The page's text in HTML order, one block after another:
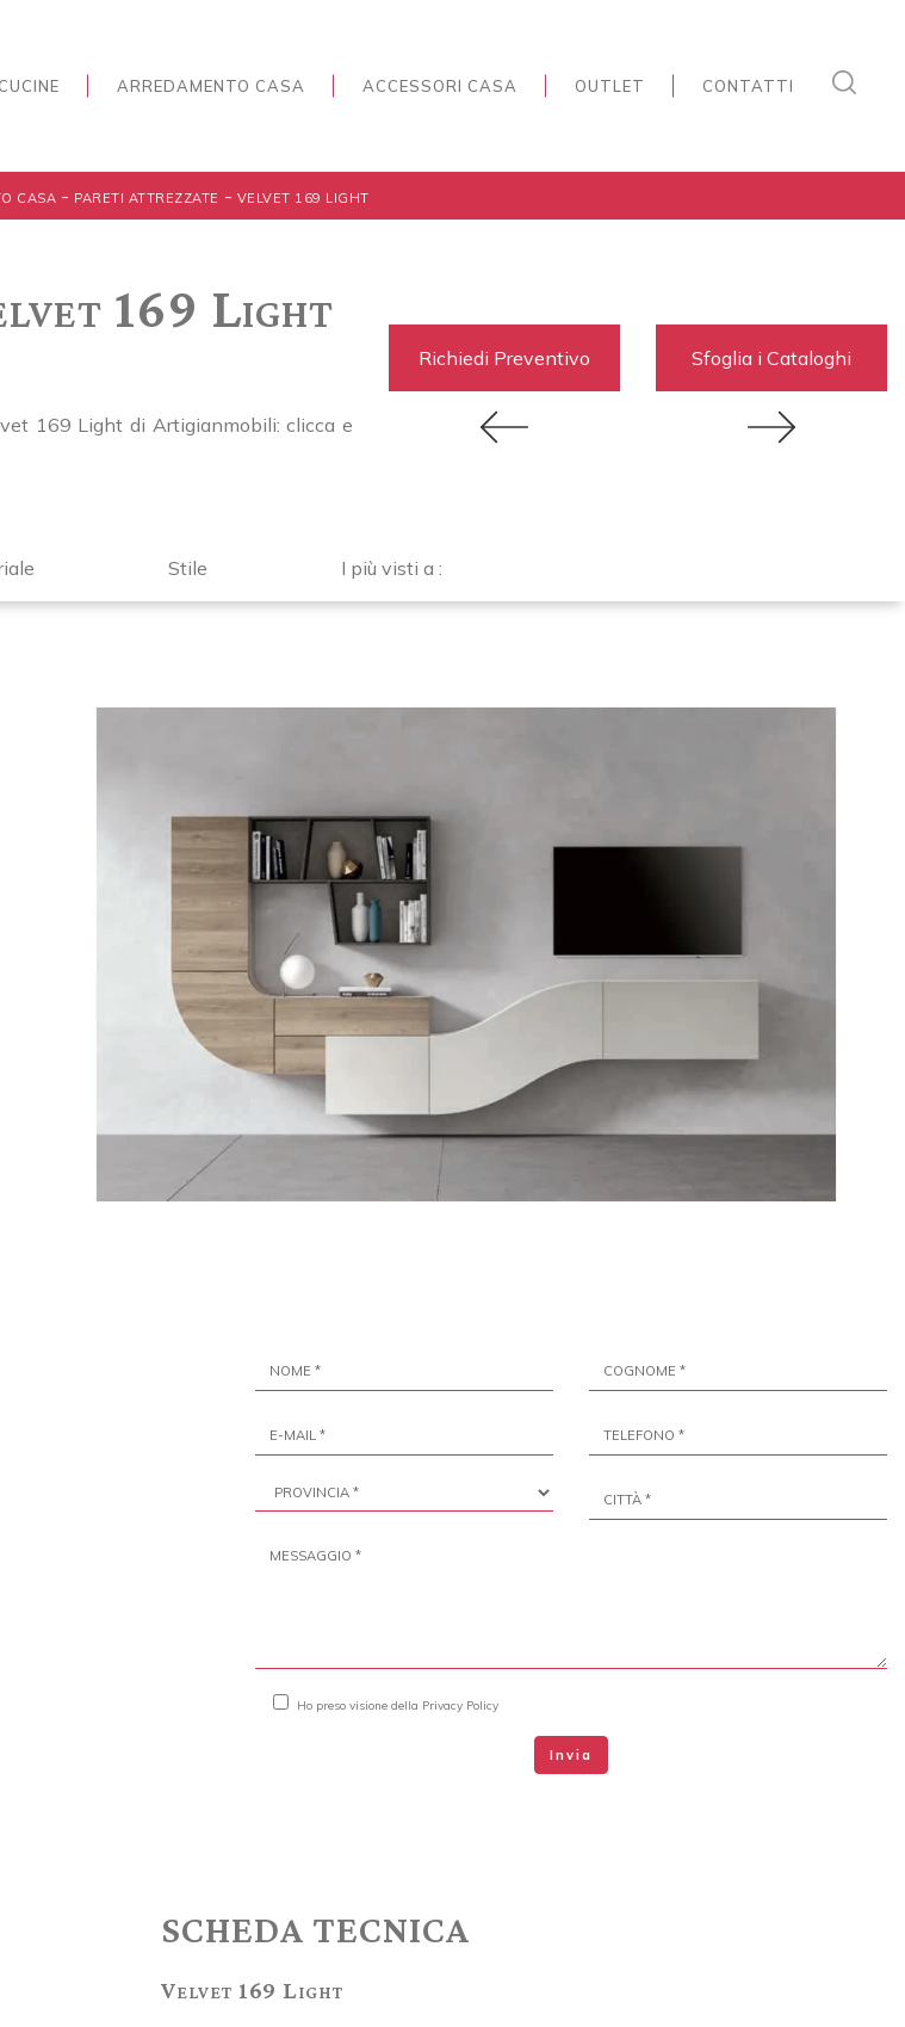
CUCINE ARREDAMENTO CASA ACCESSORI CASA OUTLET CONTATTI
CASA - PARETI ATTREZZATE - VELVET 169 LIGHT
169 Light
169 Light di Artigianmobili: clicca e
Richiedi Preventivo Sfoglia i Cataloghi
Stile I più visti a :
Ho preso visione della Privacy Policy
Invia
SCHEDA TECNICA
Velvet 169 Light